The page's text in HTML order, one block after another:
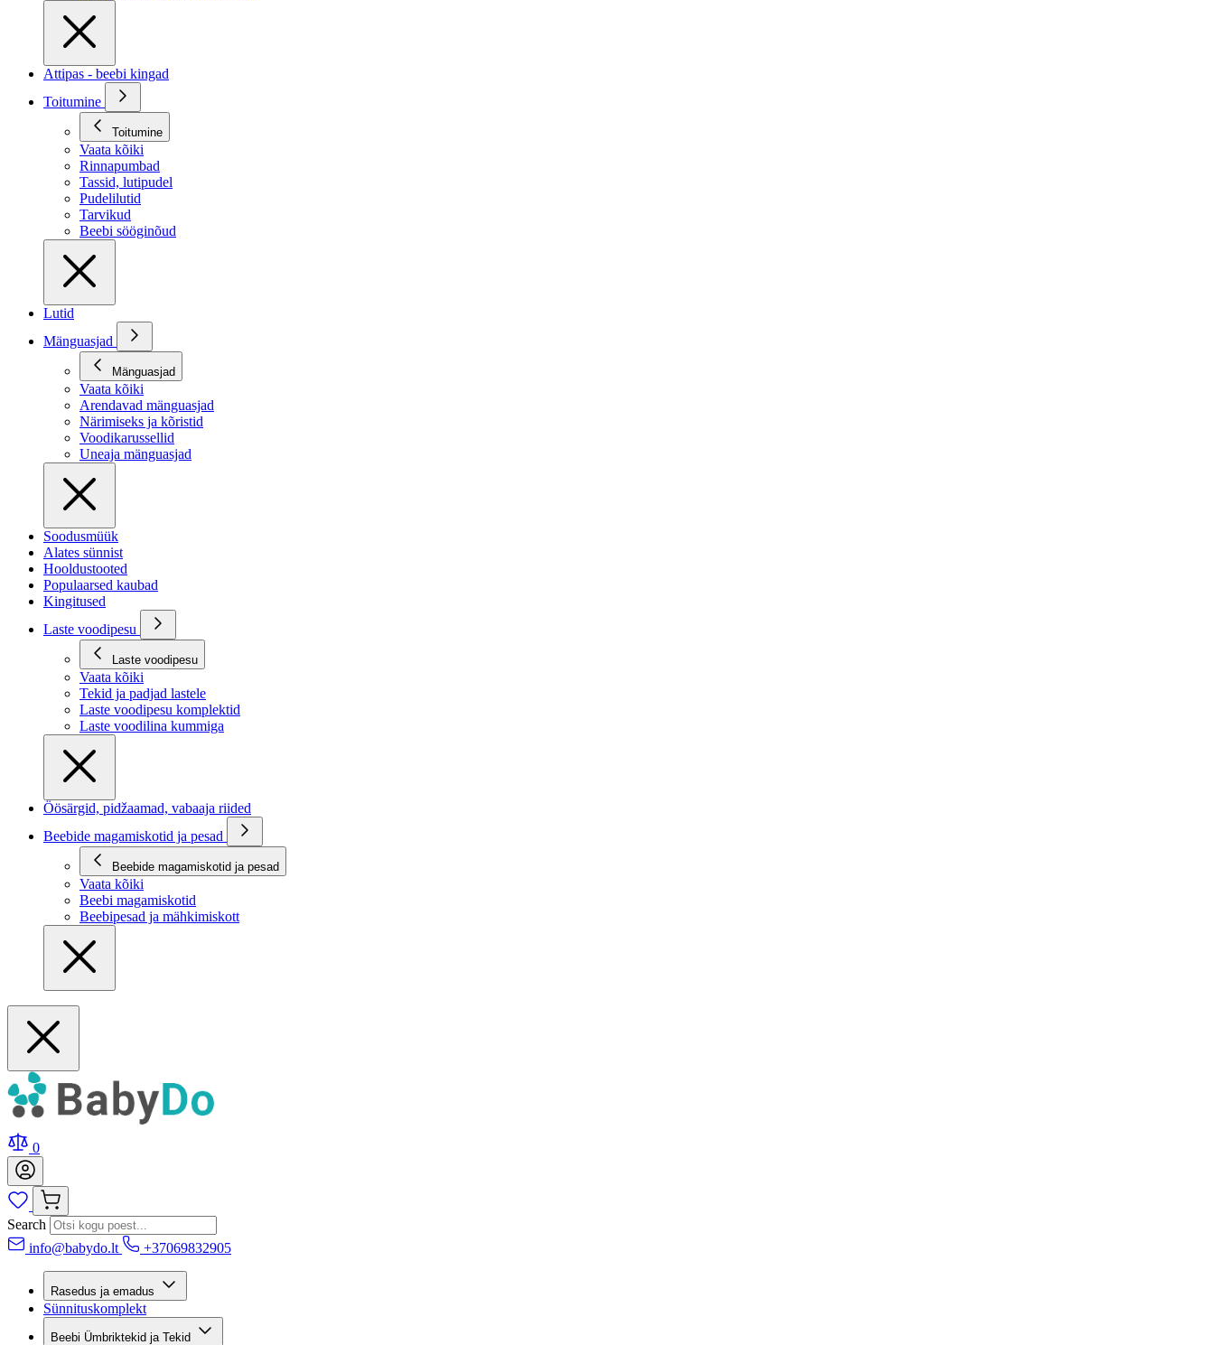
Attipas - beebi kingad
Toitumine
Toitumine
Vaata kõiki
Rinnapumbad
Tassid, lutipudel
Pudelilutid
Tarvikud
Beebi sööginõud
Lutid
Mänguasjad
Mänguasjad
Vaata kõiki
Arendavad mänguasjad
Närimiseks ja kõristid
Voodikarussellid
Uneaja mänguasjad
Soodusmüük
Alates sünnist
Hooldustooted
Populaarsed kaubad
Kingitused
Laste voodipesu
Laste voodipesu
Vaata kõiki
Tekid ja padjad lastele
Laste voodipesu komplektid
Laste voodilina kummiga
Öösärgid, pidžaamad, vabaaja riided
Beebide magamiskotid ja pesad
Beebide magamiskotid ja pesad
Vaata kõiki
Beebi magamiskotid
Beebipesad ja mähkimiskott
0
Search
info@babydo.lt
+37069832905
Rasedus ja emadus
Sünnituskomplekt
Beebi Ümbriktekid ja Tekid